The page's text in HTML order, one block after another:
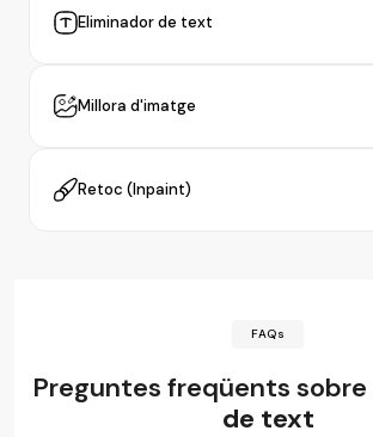
Eliminador de text
Millora d'imatge
Retoc (Inpaint)
FAQs
Preguntes freqüents sobre
de text